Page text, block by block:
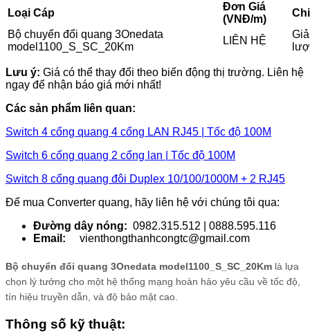
Loại Cáp
Đơn Giá
(VNĐ/m)
Bộ chuyển đổi quang 3Onedata
model1100_S_SC_20Km
LIÊN HỆ
Lưu ý: Giá có thể thay đổi theo biến động thị trường. Liên hệ
ngay để nhận báo giá mới nhất!
Các sản phẩm liên quan:
Switch 4 cổng quang 4 cổng LAN RJ45 | Tốc độ 100M
Switch 6 cổng quang 2 cổng lan | Tốc độ 100M
Switch 8 cổng quang đôi Duplex 10/100/1000M + 2 RJ45
Để mua Converter quang, hãy liên hệ với chúng tôi qua:
Đường dây nóng: 0982.315.512 | 0888.595.116
Email: vienthongthanhcongtc@gmail.com
Bộ chuyển đổi quang 3Onedata model1100_S_SC_20Km là lựa
chọn lý tưởng cho một hệ thống mạng hoàn hảo yêu cầu về tốc độ,
tín hiệu truyền dẫn, và độ bảo mật cao.
Thông số kỹ thuật: